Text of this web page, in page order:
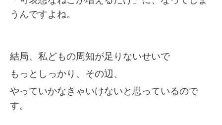
うんですよね。
結局、私どもの周知が足りないせいで
もっとしっかり、その辺、
やっていかなきゃいけないと思っているので
す。